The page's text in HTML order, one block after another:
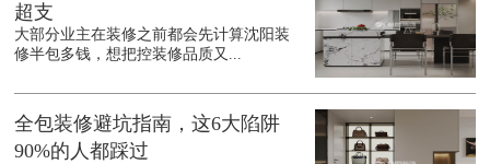
超支
大部分业主在装修之前都会先计算沈阳装
修半包多钱，想把控装修品质又...
全包装修避坑指南，这6大陷阱
90%的人都踩过